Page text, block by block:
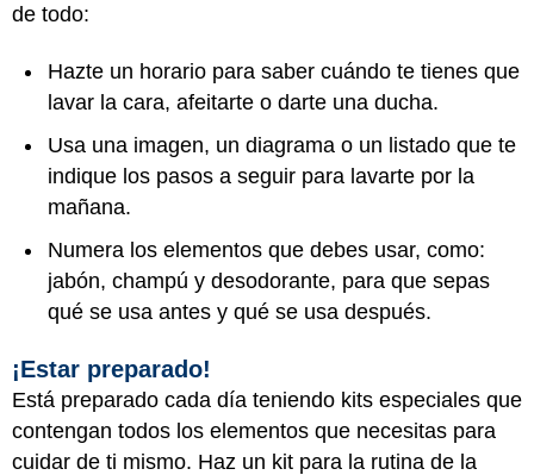
de todo:
Hazte un horario para saber cuándo te tienes que
lavar la cara, afeitarte o darte una ducha.
Usa una imagen, un diagrama o un listado que te
indique los pasos a seguir para lavarte por la
mañana.
Numera los elementos que debes usar, como:
jabón, champú y desodorante, para que sepas
qué se usa antes y qué se usa después.
¡Estar preparado!
Está preparado cada día teniendo kits especiales que
contengan todos los elementos que necesitas para
cuidar de ti mismo. Haz un kit para la rutina de la